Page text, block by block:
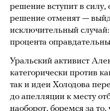
решение вступит в силу,
решение отменят —
исключительный
процента
Уральский активист
категорически против
так и идеи Холодова
до апелляции к месту
наоборот, боремся за